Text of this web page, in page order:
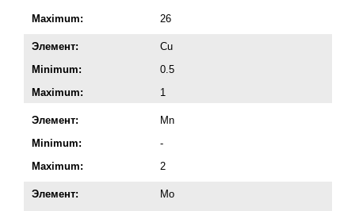
Maximum:
26
Элемент:
Cu
Minimum:
0.5
Maximum:
1
Элемент:
Mn
Minimum:
-
Maximum:
2
Элемент: Mo